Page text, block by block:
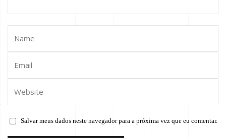
Salvar meus dados neste navegador para a próxima vez que eu comentar.